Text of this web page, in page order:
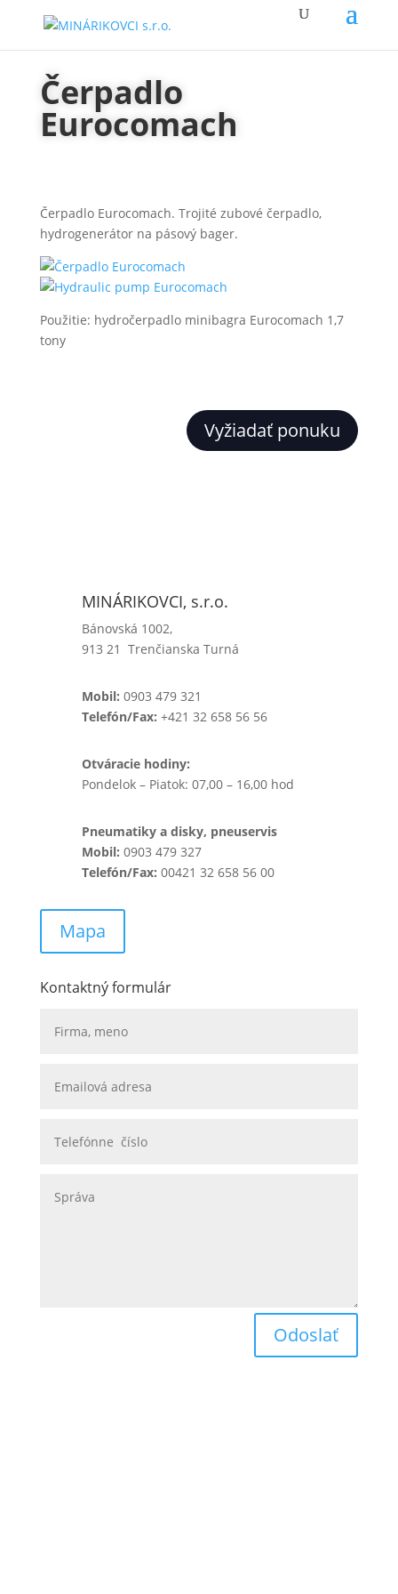
Čerpadlo
Eurocomach
Čerpadlo Eurocomach. Trojité zubové čerpadlo,
hydrogenerátor na pásový bager.
Použitie: hydročerpadlo minibagra Eurocomach 1,7
tony
Vyžiadať ponuku
MINÁRIKOVCI, s.r.o.
Bánovská 1002,
913 21 Trenčianska Turná
Mobil: 0903 479 321
Telefón/Fax: +421 32 658 56 56
Otváracie hodiny:
Pondelok – Piatok: 07,00 – 16,00 hod
Pneumatiky a disky, pneuservis
Mobil: 0903 479 327
Telefón/Fax: 00421 32 658 56 00
Mapa
Kontaktný formulár
Odoslať